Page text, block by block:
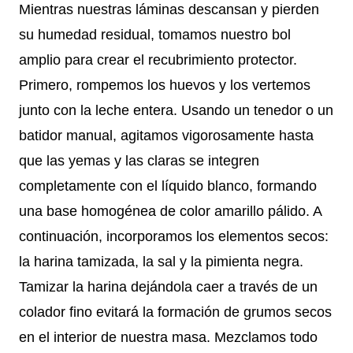
Mientras nuestras láminas descansan y pierden
su humedad residual, tomamos nuestro bol
amplio para crear el recubrimiento protector.
Primero, rompemos los huevos y los vertemos
junto con la leche entera. Usando un tenedor o un
batidor manual, agitamos vigorosamente hasta
que las yemas y las claras se integren
completamente con el líquido blanco, formando
una base homogénea de color amarillo pálido. A
continuación, incorporamos los elementos secos:
la harina tamizada, la sal y la pimienta negra.
Tamizar la harina dejándola caer a través de un
colador fino evitará la formación de grumos secos
en el interior de nuestra masa. Mezclamos todo